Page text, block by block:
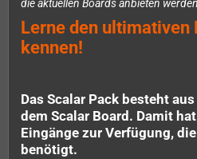
die aktuellen Boards anbieten
Lerne den ultimativen
kennen!
Das Scalar Pack besteht
dem Scalar Board. Damit
Eingänge zur Verfügung,
benötigt.